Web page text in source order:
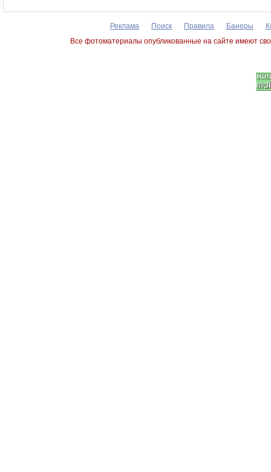
Реклама Поиск Правила Банеры
Все фотоматериалы опубликованные на сайте имеют